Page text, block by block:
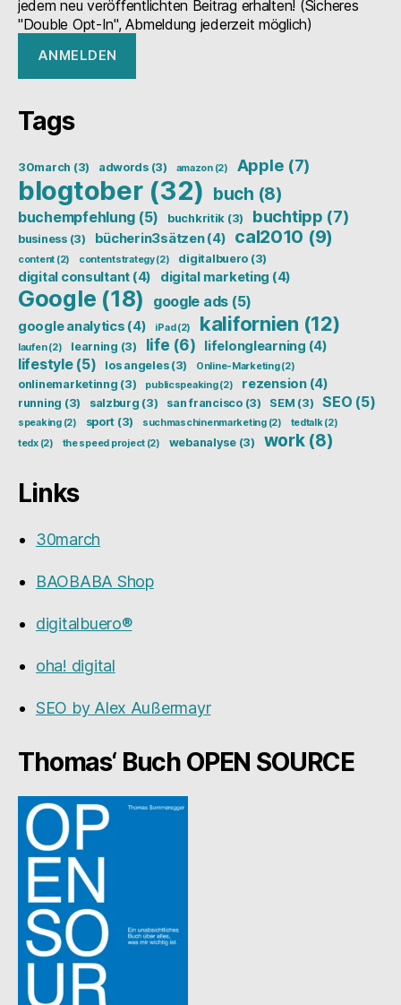
jedem neu veröffentlichten Beitrag erhalten! (Sicheres
"Double Opt-In", Abmeldung jederzeit möglich)
Tags
30march (3) adwords(3) amazon(2) Apple (7)
blogtober(32) buch (8)
buchempfehlung (5) buchkritik (3) buchtipp (7)
business(3) bücherin3sätzen(4) cal2010 (9)
content (2) contentstrategy(2) digitalbuero (3)
digital consultant (4) digital marketing (4)
Google (18) google ads (5)
google analytics (4) iPad(2) kalifornien (12)
laufen(2) learning (3) life (6) lifelonglearning (4)
lifestyle(5) los angeles(3) Online-Marketing(2)
onlinemarketinng (3) publicspeaking(2) rezension(4)
running (3) salzburg (3) san francisco(3) SEM (3) SEO (5)
speaking(2) sport (3) suchmaschinenmarketing(2) tedtalk(2)
tedx(2) the speed project (2) webanalyse(3) work(8)
Links
30march
BAOBABA Shop
digitalbuero®
oha! digital
SEO by Alex Außermayr
Thomas‘ Buch OPEN SOURCE